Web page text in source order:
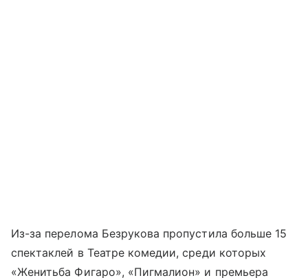
Из-за перелома Безрукова пропустила больше 15
спектаклей в Театре комедии, среди которых
«Женитьба Фигаро», «Пигмалион» и премьера